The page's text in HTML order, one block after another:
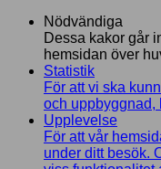
Nödvändiga
Dessa kakor går
hemsidan över
Statistik
För att vi ska
och uppbyggnad,
Upplevelse
För att vår
under ditt besök.